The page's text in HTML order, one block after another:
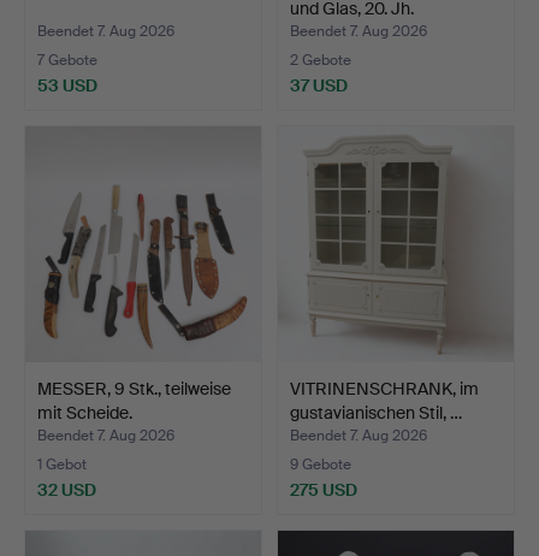
Beendet 7. Aug 2026
7 Gebote
53 USD
und Glas, 20. Jh.
Beendet 7. Aug 2026
2 Gebote
37 USD
MESSER, 9 Stk., teilweise
mit Scheide.
Beendet 7. Aug 2026
1 Gebot
32 USD
VITRINENSCHRANK, im
gustavianischen Stil, …
Beendet 7. Aug 2026
9 Gebote
275 USD